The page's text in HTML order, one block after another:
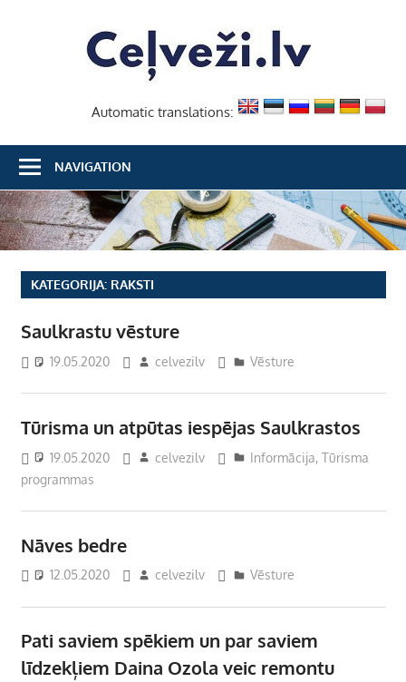
Automatic translations:
NAVIGATION
KATEGORIJA: RAKSTI
Saulkrastu vēsture
19.05.2020 celvezilv Vēsture
Tūrisma un atpūtas iespējas Saulkrastos
19.05.2020 celvezilv Informācija, Tūrisma
programmas
Nāves bedre
12.05.2020 celvezilv Vēsture
Pati saviem spēkiem un par saviem
līdzekļiem Daina Ozola veic remontu